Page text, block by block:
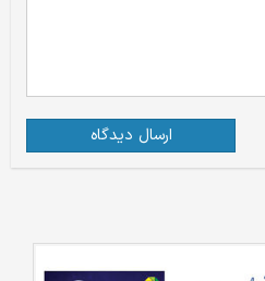
ارسال دیدگاه